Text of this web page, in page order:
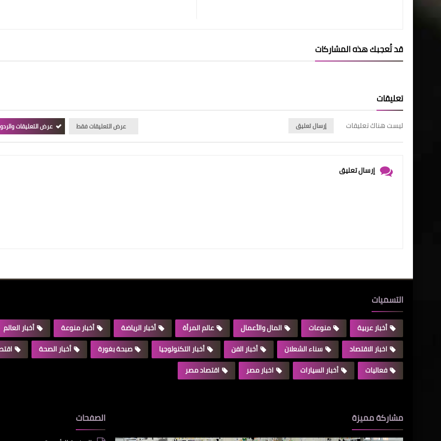
قد تُعجبك هذه المشاركات
تعليقات
ليست هناك تعليقات إرسال تعليق عرض التعليقات فقط عرض التعليقات
إرسال تعليق
التسميات
أخبار عربية منوعات المال والأعمال عالم المرأة أخبار الرياضة أخبار منوعة
أخبار العالم
اخبار الاقتصاد
سناء الشعلان أخبار الفن أخبار التكنولوجيا صبحة بغورة أخبار الصحة
فعاليات
أخبار السيارات اخبار مصر اقتصاد مصر
مشاركة مميزة الصفحات